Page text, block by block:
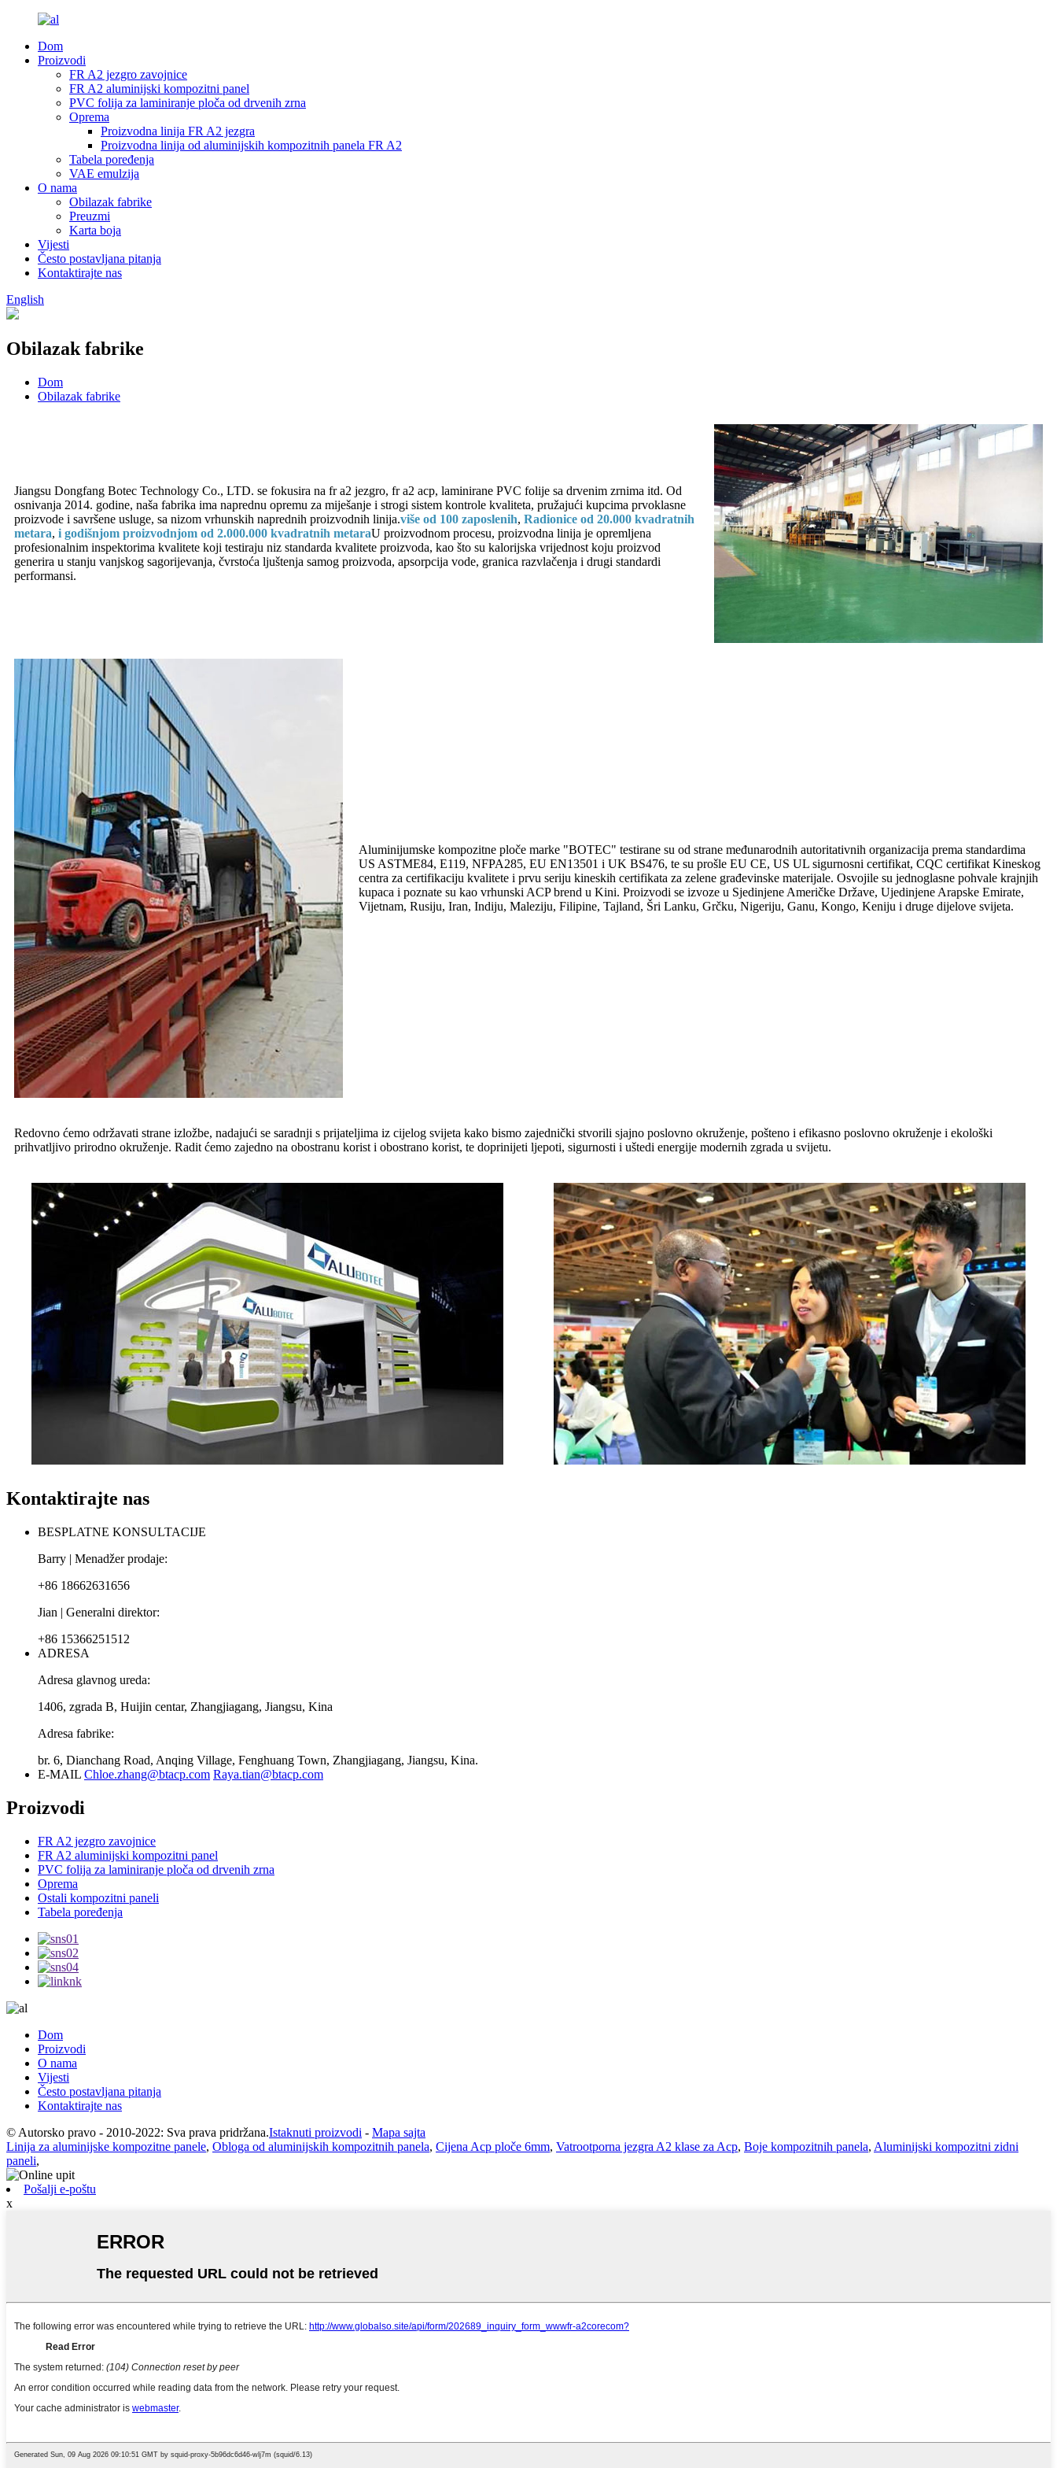
Dom
Proizvodi
FR A2 jezgro zavojnice
FR A2 aluminijski kompozitni panel
PVC folija za laminiranje ploča od drvenih zrna
Oprema
Proizvodna linija FR A2 jezgra
Proizvodna linija od aluminijskih kompozitnih panela FR A2
Tabela poređenja
VAE emulzija
O nama
Obilazak fabrike
Preuzmi
Karta boja
Vijesti
Često postavljana pitanja
Kontaktirajte nas
English
Obilazak fabrike
Dom
Obilazak fabrike
Jiangsu Dongfang Botec Technology Co., LTD. se fokusira na fr a2 jezgro, fr a2 acp, laminirane PVC folije sa drvenim zrnima itd. Od
osnivanja 2014. godine, naša fabrika ima naprednu opremu za miješanje i strogi sistem kontrole kvaliteta, pružajući kupcima prvoklasne
proizvode i savršene usluge, sa nizom vrhunskih naprednih proizvodnih linija.više od 100 zaposlenih, Radionice od 20.000 kvadratnih
metara, i godišnjom proizvodnjom od 2.000.000 kvadratnih metaraU proizvodnom procesu, proizvodna linija je opremljena
profesionalnim inspektorima kvalitete koji testiraju niz standarda kvalitete proizvoda, kao što su kalorijska vrijednost koju proizvod
generira u stanju vanjskog sagorijevanja, čvrstoća ljuštenja samog proizvoda, apsorpcija vode, granica razvlačenja i drugi standardi
performansi.
Aluminijumske kompozitne ploče marke "BOTEC" testirane su od strane međunarodnih autoritativnih organizacija prema standardima
US ASTME84, E119, NFPA285, EU EN13501 i UK BS476, te su prošle EU CE, US UL sigurnosni certifikat, CQC certifikat Kineskog
centra za certifikaciju kvalitete i prvu seriju kineskih certifikata za zelene građevinske materijale. Osvojile su jednoglasne pohvale krajnjih
kupaca i poznate su kao vrhunski ACP brend u Kini. Proizvodi se izvoze u Sjedinjene Američke Države, Ujedinjene Arapske Emirate,
Vijetnam, Rusiju, Iran, Indiju, Maleziju, Filipine, Tajland, Šri Lanku, Grčku, Nigeriju, Ganu, Kongo, Keniju i druge dijelove svijeta.
Redovno ćemo održavati strane izložbe, nadajući se saradnji s prijateljima iz cijelog svijeta kako bismo zajednički stvorili sjajno poslovno okruženje, pošteno i efikasno poslovno okruženje i ekološki
prihvatljivo prirodno okruženje. Radit ćemo zajedno na obostranu korist i obostrano korist, te doprinijeti ljepoti, sigurnosti i uštedi energije modernih zgrada u svijetu.
Kontaktirajte nas
BESPLATNE KONSULTACIJE
Barry | Menadžer prodaje:
+86 18662631656
Jian | Generalni direktor:
+86 15366251512
ADRESA
Adresa glavnog ureda:
1406, zgrada B, Huijin centar, Zhangjiagang, Jiangsu, Kina
Adresa fabrike:
br. 6, Dianchang Road, Anqing Village, Fenghuang Town, Zhangjiagang, Jiangsu, Kina.
E-MAIL Chloe.zhang@btacp.com Raya.tian@btacp.com
Proizvodi
FR A2 jezgro zavojnice
FR A2 aluminijski kompozitni panel
PVC folija za laminiranje ploča od drvenih zrna
Oprema
Ostali kompozitni paneli
Tabela poređenja
Dom
Proizvodi
O nama
Vijesti
Često postavljana pitanja
Kontaktirajte nas
© Autorsko pravo - 2010-2022: Sva prava pridržana.Istaknuti proizvodi - Mapa sajta
Linija za aluminijske kompozitne panele, Obloga od aluminijskih kompozitnih panela, Cijena Acp ploče 6mm, Vatrootporna jezgra A2 klase za Acp, Boje kompozitnih panela, Aluminijski kompozitni zidni
paneli,
Pošalji e-poštu
x